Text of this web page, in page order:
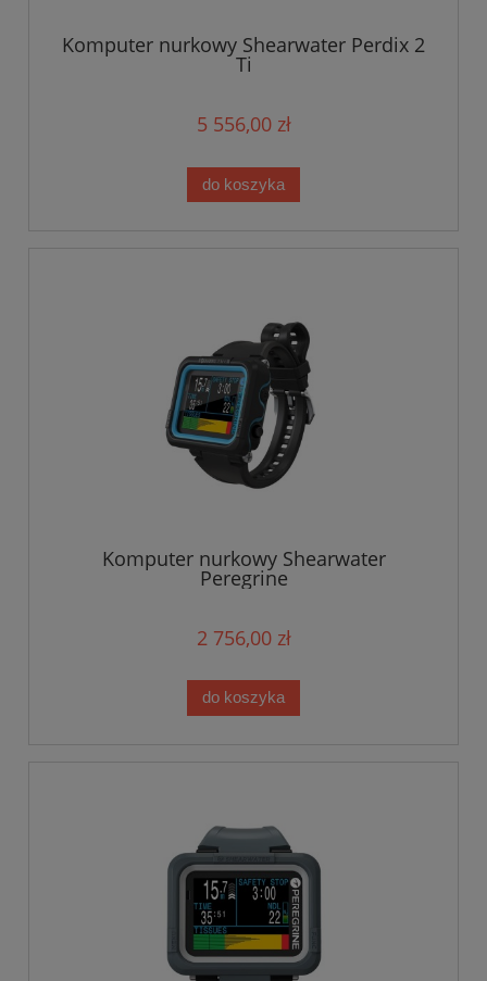
Komputer nurkowy Shearwater Perdix 2
Ti
5 556,00 zł
do koszyka
Komputer nurkowy Shearwater
Peregrine
2 756,00 zł
do koszyka